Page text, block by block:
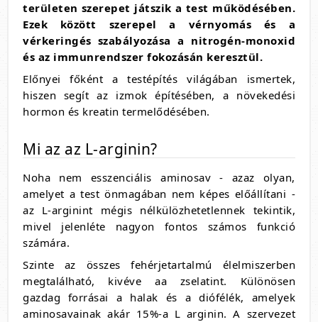
területen szerepet játszik a test működésében.
Ezek között szerepel a vérnyomás és a
vérkeringés szabályozása a nitrogén-monoxid
és az immunrendszer fokozásán keresztül.
Előnyei főként a testépítés világában ismertek,
hiszen segít az izmok építésében, a növekedési
hormon és kreatin termelődésében.
Mi az az L-arginin?
Noha nem esszenciális aminosav - azaz olyan,
amelyet a test önmagában nem képes előállítani -
az L-arginint mégis nélkülözhetetlennek tekintik,
mivel jelenléte nagyon fontos számos funkció
számára.
Szinte az összes fehérjetartalmú élelmiszerben
megtalálható, kivéve aa zselatint. Különösen
gazdag forrásai a halak és a diófélék, amelyek
aminosavainak akár 15%-a L arginin. A szervezet